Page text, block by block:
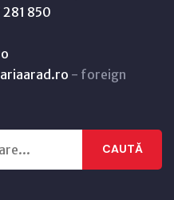
850
- foreign
CAUTĂ